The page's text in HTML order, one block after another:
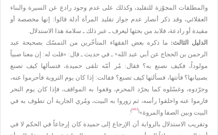
والمطلقات المجوّزة للتقليد، وكذلك على عدم وجود رادع عن السيرة والبناء
العقلائي، وقد ذكر أنصار عدم جواز تقليد المرأة أدلة قالوا: إنها مخصصة أو
مقيدة أو رادعة، فلابد من بحثها ليعرف ـ عبر ذلك ـ سلامة هذا الاستدلال.
الدليل الثالث: ما ذكره بعض الفقهاء المتأخّرين من التمسّك بصحيحة عبد
الرحمن بن الحجاج عن أبي عبد الله× ـ في حديث ـ قال: «قلت له: إن معنا صبياً
مولوداً، فكيف نصنع به؟ فقال: مُر أمّه تلقى حميدة، فتسألها كيف تصنع
بصبيانها؟ فأتتها، فسألتها كيف تصنع؟ فقالت: إذا كان يوم التروية فأحرموا عنه،
وجرّدوه، وغسّلوه كما يجرّد المحرم، وقفوا به المواقف، فإذا كان يوم النحر
فارموا عنه واحلقوا رأسه، ثم زوروا به البيت، ومُري الجارية أن تطوف به في
البيت وبين الصفا والمروة»(
[40]
)
وتقريب الاستدلال بالرواية أن الإرجاع إلى حميدة كان إرجاعاً في الحكم لا في